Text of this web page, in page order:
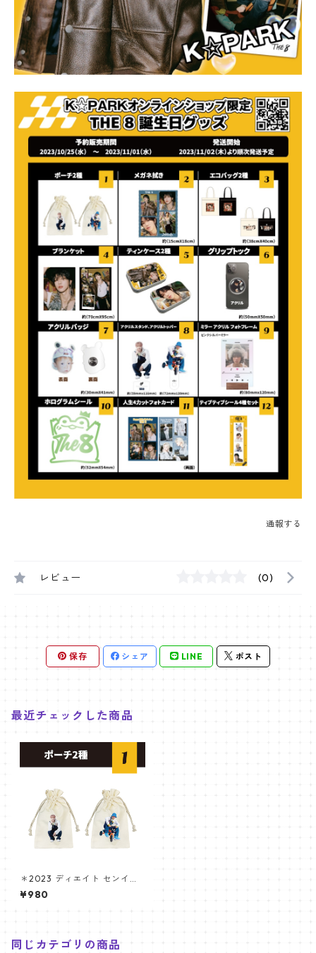
通報する
レビュー (0)
保存 シェア LINE ポスト
最近チェックした商品
＊2023 ディエイト センイル
グッズ＊ポーチ [K☆PARK / K
-STAR PLUS 限定]
¥980
同じカテゴリの商品